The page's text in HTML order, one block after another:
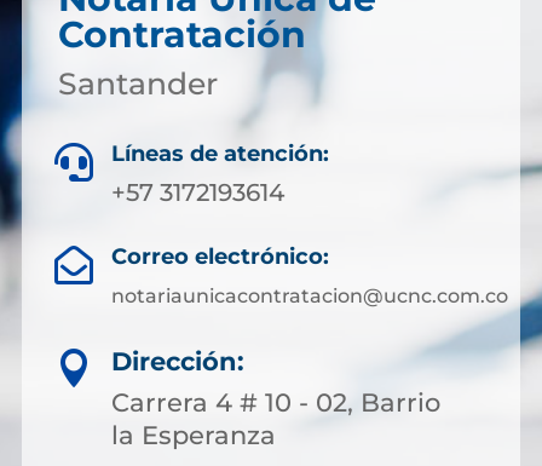
Contratación
Santander
 Líneas de atención:
+57 3172193614
 Correo electrónico:
notariaunicacontratacion@ucnc.com.co

Dirección:
Carrera 4 # 10 - 02, Barrio
la Esperanza